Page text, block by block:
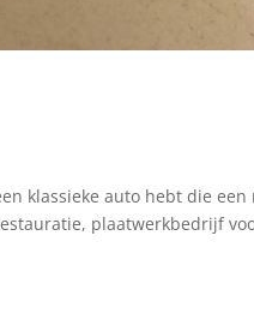
klassieke auto hebt die
plaatwerkbedrijf